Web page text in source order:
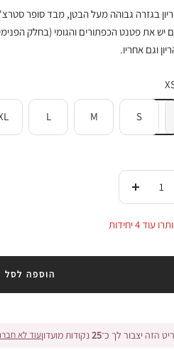
בגזרה גבוהה מעל הבטן, מבד סופר
יש את פטנט הכפתורים והגומי (בחלק
וגם אחריו.
S
M
L
העלי
4 יחידות
הוספה לסל
הזה יצבור לך כ־25נקודות מועדוןעוד לא